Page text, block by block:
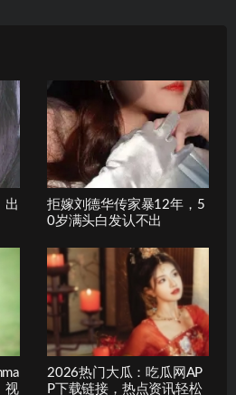
出
拒嫁刘德华传家暴12年，5
0岁满头白发认不出
视
2026热门大瓜：吃瓜网AP
P下载链接，热点资讯轻松